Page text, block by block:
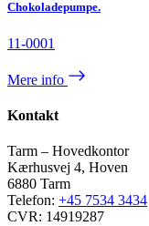
Chokoladepumpe.
11-0001
Mere info
Kontakt
Tarm – Hovedkontor
Kærhusvej 4, Hoven
6880 Tarm
Telefon: +45 7534 3434
CVR: 14919287